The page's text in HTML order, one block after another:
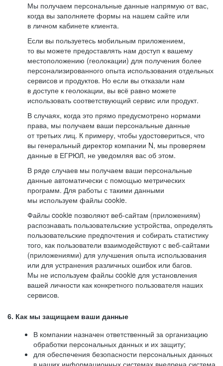
Мы получаем персональные данные напрямую от вас,
когда вы заполняете формы на нашем сайте или
в личном кабинете клиента.
Если вы пользуетесь мобильным приложением,
то вы можете предоставлять нам доступ к вашему
местоположению (геолокации) для получения более
персонализированного опыта использования отдельных
сервисов и продуктов. Но если вы отказали нам
в доступе к геолокации, вы всё равно можете
использовать соответствующий сервис или продукт.
В случаях, когда это прямо предусмотрено нормами
права, мы получаем ваши персональные данные
от третьих лиц. К примеру, чтобы удостовериться, что
вы генеральный директор компании N, мы проверяем
данные в ЕГРЮЛ, не уведомляя вас об этом.
В ряде случаев мы получаем ваши персональные
данные автоматически с помощью метрических
программ. Для работы с такими данными
мы используем файлы cookie.
Файлы cookie позволяют веб-сайтам (приложениям)
распознавать пользовательские устройства, определять
пользовательские предпочтения и собирать статистику
того, как пользователи взаимодействуют с веб-сайтами
(приложениями) для улучшения опыта использования
или для устранения различных ошибок или багов.
Мы не используем файлы cookie для установления
вашей личности как конкретного пользователя наших
сервисов.
6. Как мы защищаем ваши данные
В компании назначен ответственный за организацию
обработки персональных данных и их защиту;
для обеспечения безопасности персональных данных
в наших информационных системах внедрена система